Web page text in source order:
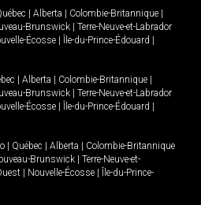
Alberta Colombie-Britannique
Brunswick
Terre-Neuve-et-Labrador
Écosse Île-du-Prince-Édouard
Alberta Colombie-Britannique
Brunswick
Terre-Neuve-et-Labrador
Écosse Île-du-Prince-Édouard
Québec Alberta
Colombie-Britannique
Brunswick
Terre-Neuve-et-
Nouvelle-Écosse
Île-du-Prince-